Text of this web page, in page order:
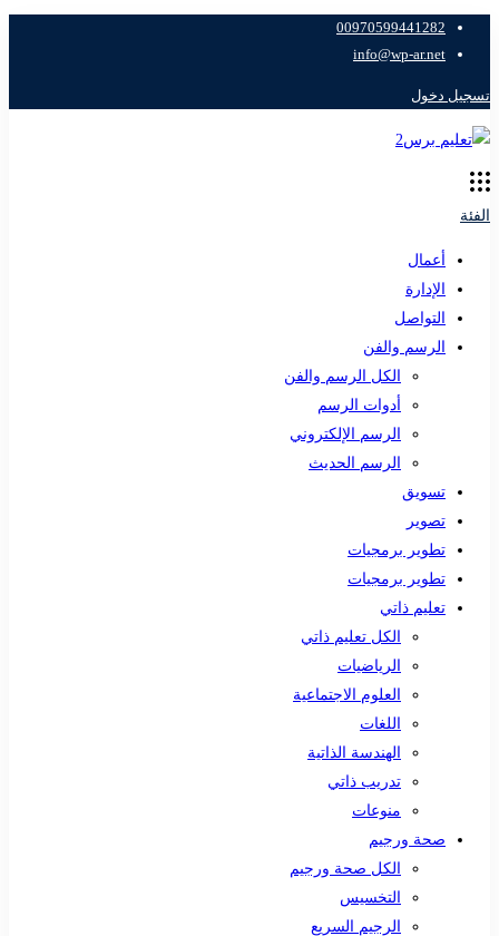
00970599441282
info@wp-ar.net
تسجيل دخول
الفئة
أعمال
الإدارة
التواصل
الرسم والفن
الكل الرسم والفن
أدوات الرسم
الرسم الإلكتروني
الرسم الحديث
تسويق
تصوير
تطوير برمجيات
تطوير برمجيات
تعليم ذاتي
الكل تعليم ذاتي
الرياضيات
العلوم الاجتماعية
اللغات
الهندسة الذاتية
تدريب ذاتي
منوعات
صحة ورجيم
الكل صحة ورجيم
التخسيس
الرجيم السريع